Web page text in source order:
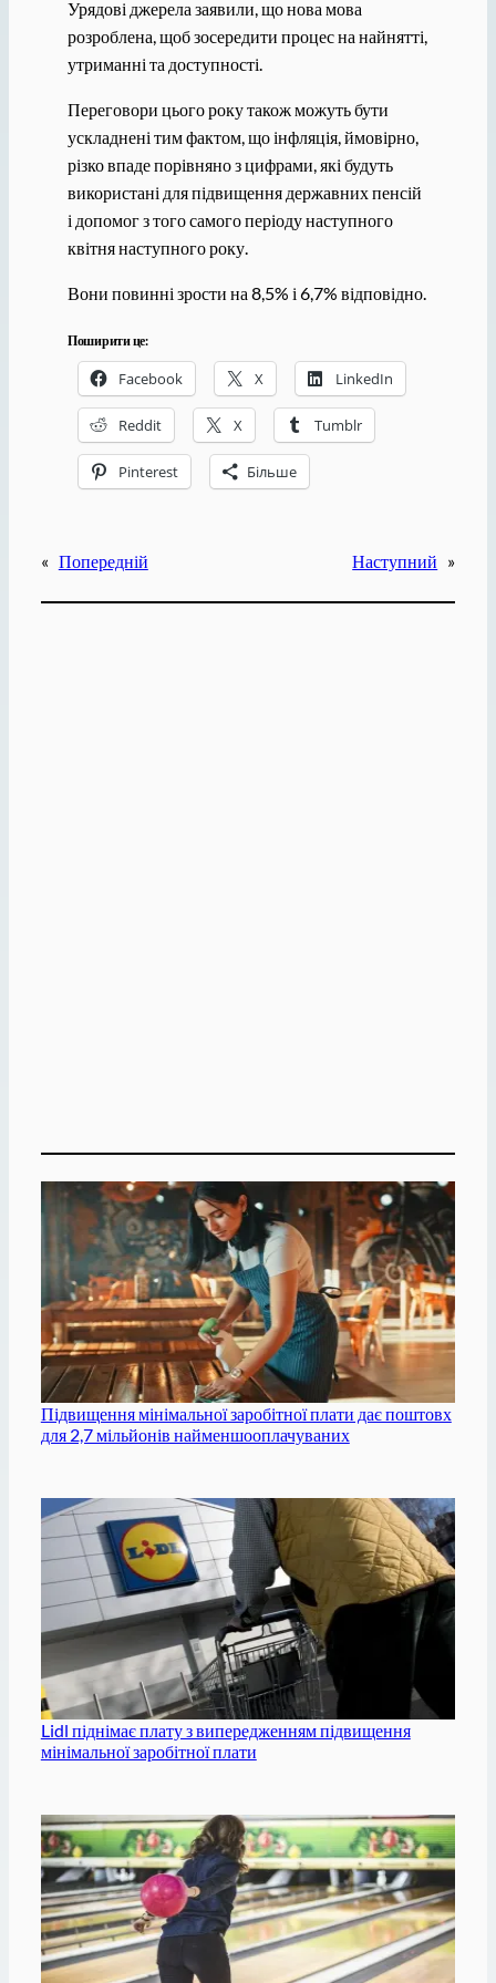
Урядові джерела заявили, що нова мова
розроблена, щоб зосередити процес на найнятті,
утриманні та доступності.
Переговори цього року також можуть бути
ускладнені тим фактом, що інфляція, ймовірно,
різко впаде порівняно з цифрами, які будуть
використані для підвищення державних пенсій
і допомог з того самого періоду наступного
квітня наступного року.
Вони повинні зрости на 8,5% і 6,7% відповідно.
Поширити це:
Facebook X LinkedIn
Reddit X Tumblr
Pinterest Більше
« Попередній Наступний »
Підвищення мінімальної заробітної плати дає поштовх
для 2,7 мільйонів найменшооплачуваних
Lidl піднімає плату з випередженням підвищення
мінімальної заробітної плати